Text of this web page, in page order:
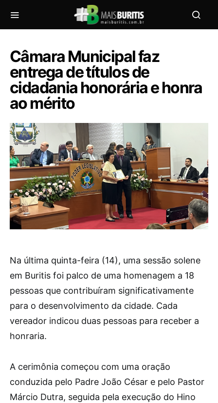
Câmara Municipal faz
entrega de títulos de
cidadania honorária e honra
ao mérito
Na última quinta-feira (14), uma sessão solene
em Buritis foi palco de uma homenagem a 18
pessoas que contribuíram significativamente
para o desenvolvimento da cidade. Cada
vereador indicou duas pessoas para receber a
honraria.
A cerimônia começou com uma oração
conduzida pelo Padre João César e pelo Pastor
Márcio Dutra, seguida pela execução do Hino